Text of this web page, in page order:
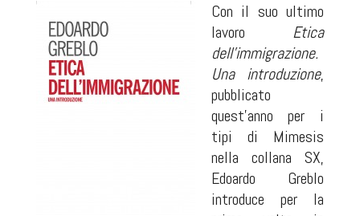
Con il suo ultimo
lavoro Etica
dell’immigrazione.
Una introduzione,
pubblicato
quest’anno per i
tipi di Mimesis
nella collana SX,
Edoardo Greblo
introduce per la